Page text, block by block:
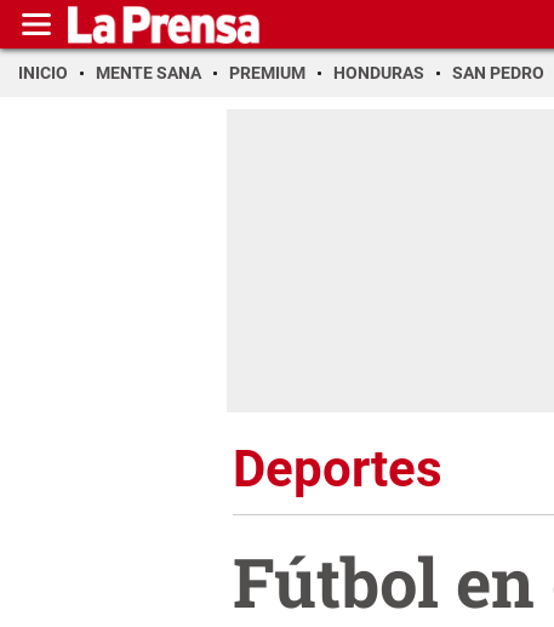
INICIO MENTE SANA PREMIUM HONDURAS SAN PEDRO
Deportes
Fútbol